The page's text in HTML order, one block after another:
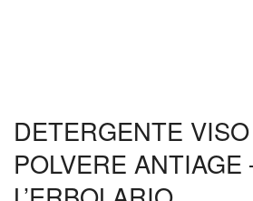
DETERGENTE
POLVERE ANTIAGE